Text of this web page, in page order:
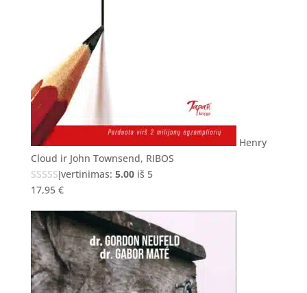
Henry
Cloud ir John Townsend, RIBOS
Įvertinimas: 5.00iš 5
17,95 €